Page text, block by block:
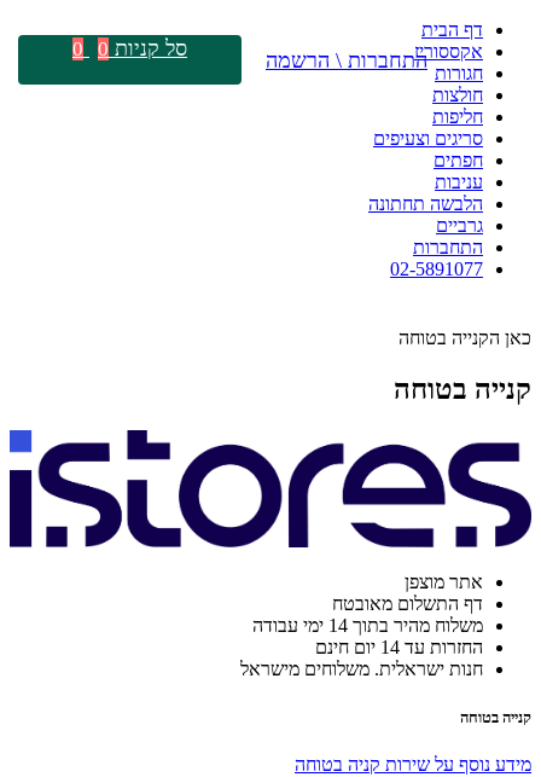
דף הבית
אקססוריז
חגורות
חולצות
חליפות
סריגים וצעיפים
חפתים
עניבות
הלבשה תחתונה
גרביים
התחברות
02-5891077
כאן הקנייה בטוחה
קנייה בטוחה
אתר מוצפן
דף התשלום מאובטח
משלוח מהיר בתוך 14 ימי עבודה
החזרות עד 14 יום חינם
חנות ישראלית. משלוחים מישראל
קנייה בטוחה
מידע נוסף על שירות קניה בטוחה
התחברות \ הרשמה סל קניות 0
0